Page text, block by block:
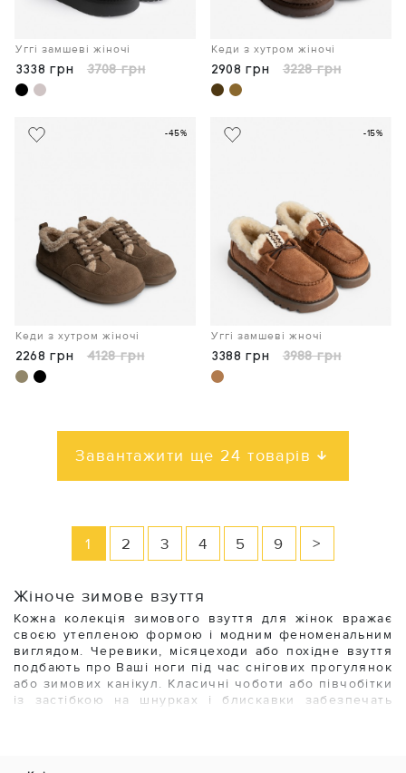
Уггі замшеві жіночі
3338 грн 3708 грн
Кеди з хутром жіночі
2908 грн 3228 грн
-45%
Кеди з хутром жіночі
2268 грн 4128 грн
-15%
Уггі замшеві жночі
3388 грн 3988 грн
Завантажити ще 24 товарів
1 2 3 4 5 9 >
Жіноче зимове взуття
Кожна колекція зимового взуття для жінок вражає
своєю утепленою формою і модним феноменальним
виглядом. Черевики, місяцеходи або похідне взуття
подбають про Ваші ноги під час снігових прогулянок
або зимових канікул. Класичні чоботи або півчобітки
із застібкою на шнурках і блискавки забезпечать